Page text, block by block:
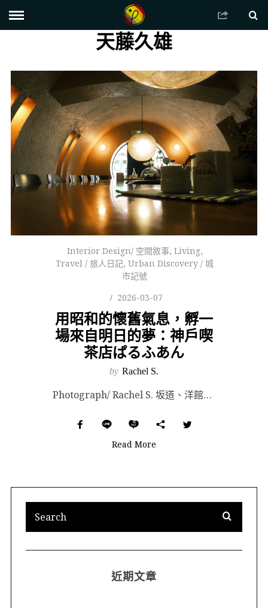
天藤久雄
Interior Design/ 空間敘事, Living,
Travel / 旅人日記,Urban Discovery / 城
市記號
2026-03-07
用昭和的懷舊氣息，孵一
場來自明日的夢：神戶喫
茶店ぱるふあん
by Rachel S.
Photograph/ Rachel S. 坂道、洋館、粼粼波光遙映著山林，往往是外地人對神戶港灣的...
Read More
近期文章